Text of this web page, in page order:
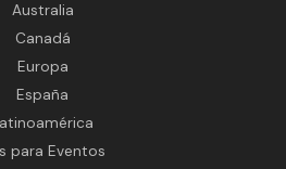
Australia
Canadá
Europa
España
para Eventos